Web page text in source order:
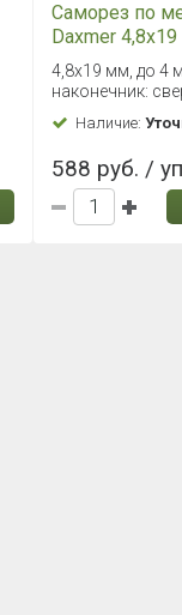
Саморез по
Daxmer
(250 шт)
4,8х19 мм, до 4
наконечник:
Наличие:
588 руб. /